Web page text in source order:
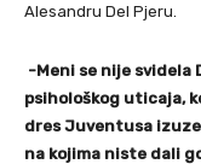
Alesandru Del Pjeru.
-Meni se nije svidela
psihološkog uticaja,
dres Juventusa
na kojima niste dali